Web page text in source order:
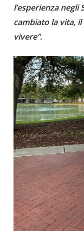
l’esperienza
cambiato la vita,
vivere”.